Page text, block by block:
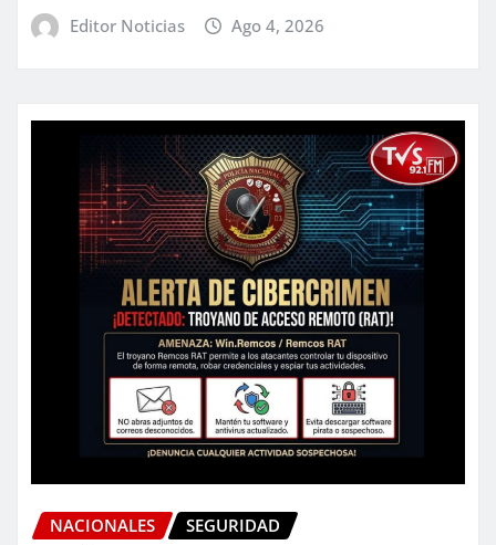
Editor Noticias Ago 4, 2026
NACIONALES SEGURIDAD